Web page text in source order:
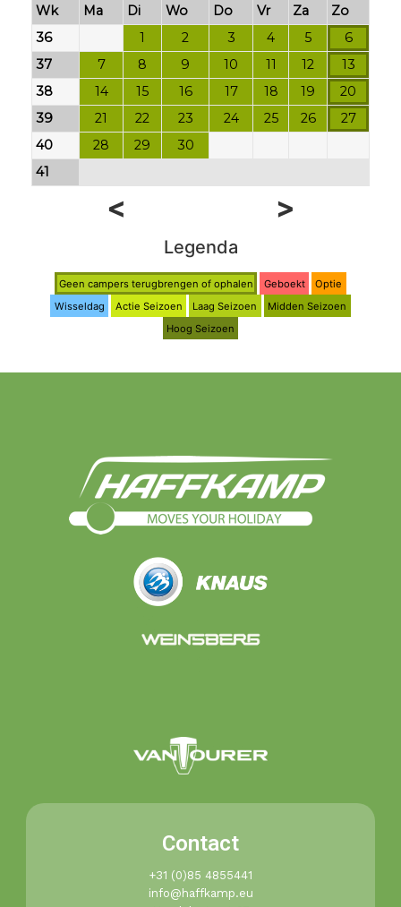
Wk Ma Di Wo Do Vr Za
Zo
36
1 2 3 4 5
6
37
7 8 9 10 11 12
13
38
14 15 16 17 18 19
20
39
21 22 23 24 25 26
27
40
28 29
30
41
< >
Legenda
Geen campers terugbrengen of ophalen Geboekt
Optie
Wisseldag
Actie Seizoen Laag Seizoen
Midden Seizoen
Hoog Seizoen
Contact
+31 (0)85 4855441​
info@haffkamp.eu​